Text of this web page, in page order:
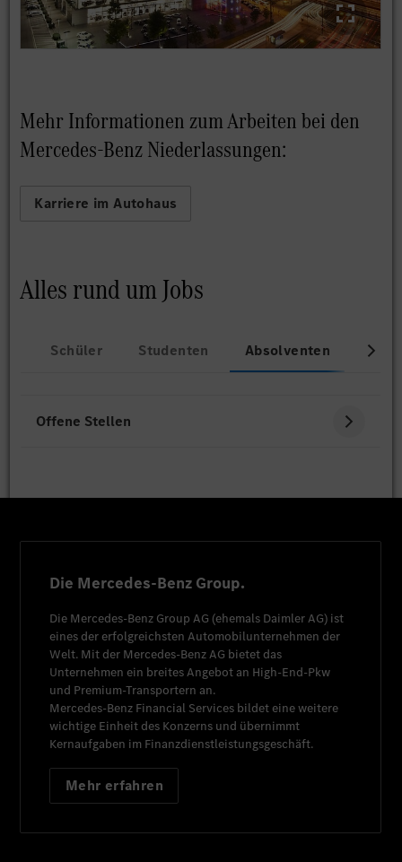
Mehr Informationen zum Arbeiten bei den
Mercedes-Benz Niederlassungen:
Karriere im Autohaus
Alles rund um Jobs
Schüler Studenten Absolventen
Offene Stellen
Die Mercedes-Benz Group.
Die Mercedes-Benz Group AG (ehemals Daimler AG) ist
eines der erfolgreichsten Automobilunternehmen der
Welt. Mit der Mercedes-Benz AG bietet das
Unternehmen ein breites Angebot an High-End-Pkw
und Premium-Transportern an.
Mercedes-Benz Financial Services bildet eine weitere
wichtige Einheit des Konzerns und übernimmt
Kernaufgaben im Finanzdienstleistungsgeschäft.
Mehr erfahren